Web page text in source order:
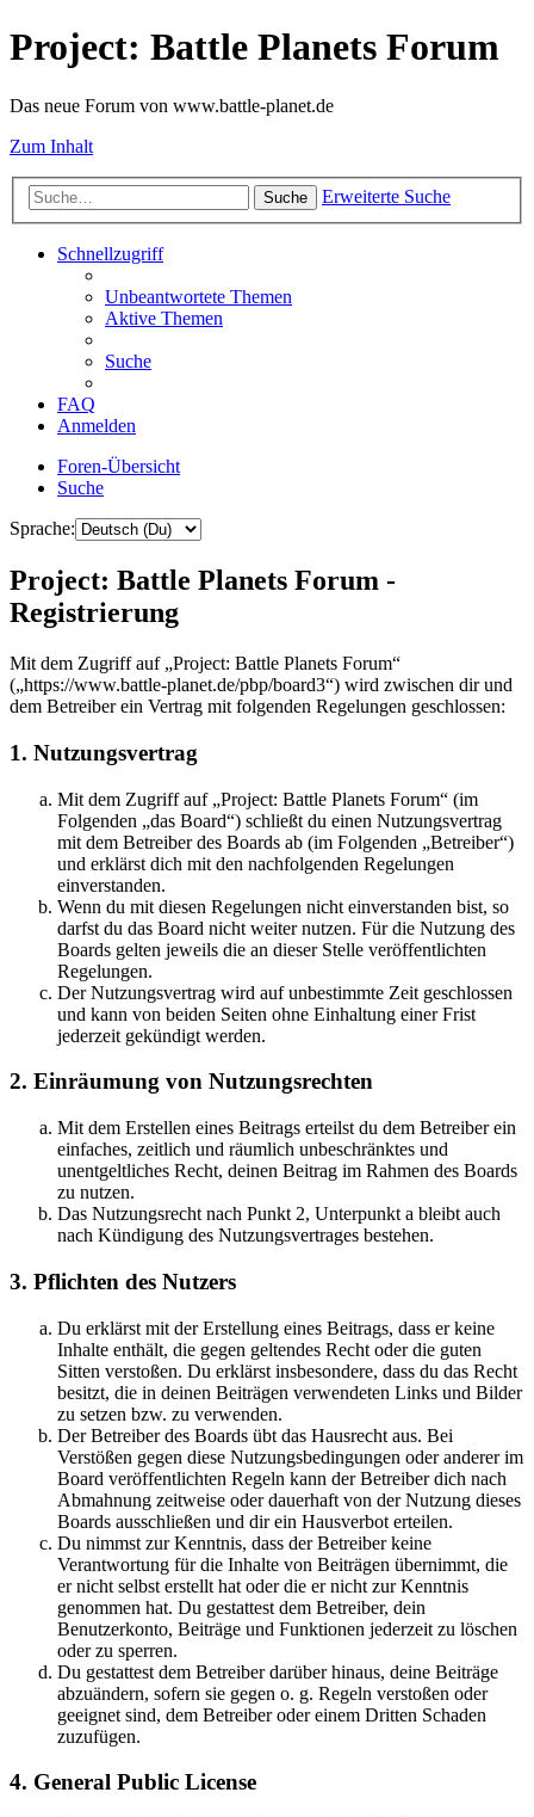
Project: Battle Planets Forum
Das neue Forum von www.battle-planet.de
Zum Inhalt
Suche Erweiterte Suche
Schnellzugriff
Unbeantwortete Themen
Aktive Themen
Suche
FAQ
Anmelden
Foren-Übersicht
Suche
Sprache:
Project: Battle Planets Forum -
Registrierung
Mit dem Zugriff auf „Project: Battle Planets Forum“
(„https://www.battle-planet.de/pbp/board3“) wird zwischen dir und
dem Betreiber ein Vertrag mit folgenden Regelungen geschlossen:
1. Nutzungsvertrag
Mit dem Zugriff auf „Project: Battle Planets Forum“ (im
Folgenden „das Board“) schließt du einen Nutzungsvertrag
mit dem Betreiber des Boards ab (im Folgenden „Betreiber“)
und erklärst dich mit den nachfolgenden Regelungen
einverstanden.
Wenn du mit diesen Regelungen nicht einverstanden bist, so
darfst du das Board nicht weiter nutzen. Für die Nutzung des
Boards gelten jeweils die an dieser Stelle veröffentlichten
Regelungen.
Der Nutzungsvertrag wird auf unbestimmte Zeit geschlossen
und kann von beiden Seiten ohne Einhaltung einer Frist
jederzeit gekündigt werden.
2. Einräumung von Nutzungsrechten
Mit dem Erstellen eines Beitrags erteilst du dem Betreiber ein
einfaches, zeitlich und räumlich unbeschränktes und
unentgeltliches Recht, deinen Beitrag im Rahmen des Boards
zu nutzen.
Das Nutzungsrecht nach Punkt 2, Unterpunkt a bleibt auch
nach Kündigung des Nutzungsvertrages bestehen.
3. Pflichten des Nutzers
Du erklärst mit der Erstellung eines Beitrags, dass er keine
Inhalte enthält, die gegen geltendes Recht oder die guten
Sitten verstoßen. Du erklärst insbesondere, dass du das Recht
besitzt, die in deinen Beiträgen verwendeten Links und Bilder
zu setzen bzw. zu verwenden.
Der Betreiber des Boards übt das Hausrecht aus. Bei
Verstößen gegen diese Nutzungsbedingungen oder anderer im
Board veröffentlichten Regeln kann der Betreiber dich nach
Abmahnung zeitweise oder dauerhaft von der Nutzung dieses
Boards ausschließen und dir ein Hausverbot erteilen.
Du nimmst zur Kenntnis, dass der Betreiber keine
Verantwortung für die Inhalte von Beiträgen übernimmt, die
er nicht selbst erstellt hat oder die er nicht zur Kenntnis
genommen hat. Du gestattest dem Betreiber, dein
Benutzerkonto, Beiträge und Funktionen jederzeit zu löschen
oder zu sperren.
Du gestattest dem Betreiber darüber hinaus, deine Beiträge
abzuändern, sofern sie gegen o. g. Regeln verstoßen oder
geeignet sind, dem Betreiber oder einem Dritten Schaden
zuzufügen.
4. General Public License